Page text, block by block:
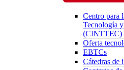
Centro para
Tecnología
(CINTTEC)
Oferta
EBTCs
Cátedras de